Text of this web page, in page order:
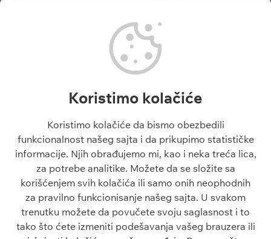
Liga Šampiona tipovi
Tiket dana
Besplatni tipovi 1x2
Fudbalske utakmice danas
Superliga Srbije
Liga Šampiona
Liga Evrope
Engleska Premijer Liga
Blogovi
Škola klađenja
Kazino škola
Sve o sportu
O sajtu
O nama
Kontakt
Odgovorno igranje
Politika privatnosti
Koristimo kolačiće
Koristimo kolačiće da bismo obezbedili
funkcionalnost našeg sajta i da prikupimo statističke
informacije. Njih obrađujemo mi, kao i neka treća lica,
za potrebe analitike. Možete da se složite sa
korišćenjem svih kolačića ili samo onih neophodnih
za pravilno funkcionisanje našeg sajta. U svakom
trenutku možete da povučete svoju saglasnost i to
tako što ćete izmeniti podešavanja vašeg brauzera ili